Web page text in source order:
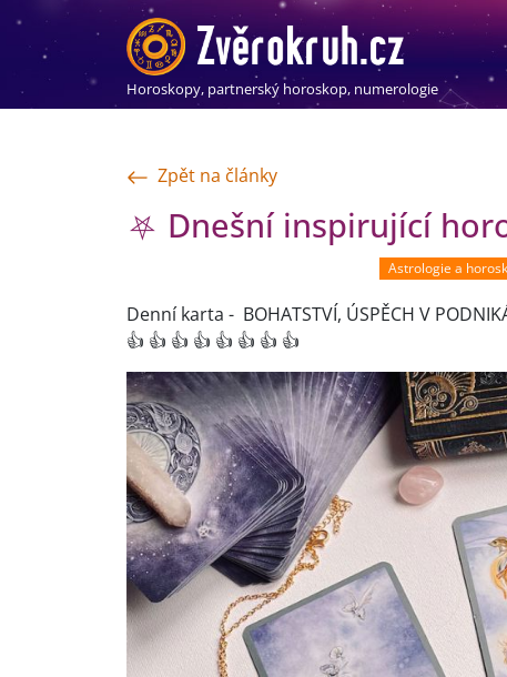
Horoskopy, partnerský horoskop, numerologie
Zpět na články
⛧ Dnešní inspirující
Astrologie a
Denní karta - BOHATSTVÍ, ÚSPĚCH V
👍 👍 👍 👍 👍 👍 👍 👍